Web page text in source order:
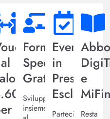
Formazione
Specialistica
Gratuita
Sviluppa
insieme
Eventi
in
Presenza
Esclusivi
Partecipa
e
Resta